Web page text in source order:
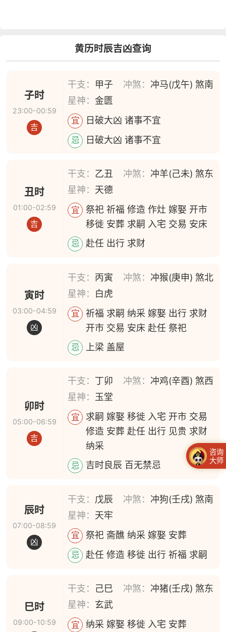
黄历时辰吉凶查询
子时
23:00-00:59
吉
干支： 甲子 冲煞： 冲马(戊午) 煞南
星神：金匮
宜 日破大凶 诸事不宜
忌 日破大凶 诸事不宜
丑时
01:00-02:59
吉
干支： 乙丑 冲煞： 冲羊(己未) 煞东
星神： 天德
宜
祭祀 祈福 修造 作灶 嫁娶 开市
移徙 安葬 求嗣 入宅 交易 安床
忌 赴任 出行 求财
寅时
03:00-04:59
凶
干支： 丙寅 冲煞： 冲猴(庚申) 煞北
星神： 白虎
宜
祈福 求嗣 纳采 嫁娶 出行 求财
开市 交易 安床 赴任 祭祀
忌 上梁 盖屋
卯时
05:00-06:59
吉
干支： 丁卯 冲煞： 冲鸡(辛酉) 煞西
星神： 玉堂
宜
求嗣 嫁娶 移徙 入宅 开市 交易
修造 安葬 赴任 出行 见贵 求财
纳采
忌 吉时良辰 百无禁忌
辰时
07:00-08:59
凶
干支： 戊辰 冲煞： 冲狗(壬戌) 煞南
星神： 天牢
宜 祭祀 斋醮 纳采 嫁娶 安葬
忌 赴任 修造 移徙 出行 祈福 求嗣
巳时
09:00-10:59
干支： 己巳 冲煞： 冲猪(壬戌) 煞东
星神： 玄武
宜 纳采 嫁娶 移徙 入宅 安葬
咨询
大师